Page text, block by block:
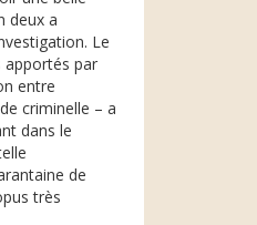
deux a
Le
apportés par
entre
criminelle – a
dans le
de
très